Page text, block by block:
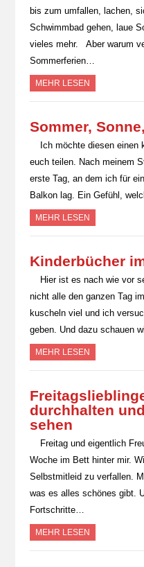
bis zum umfallen, lachen,
Schwimmbad gehen, laue
vieles mehr. Aber warum
Sommerferien…
MEHR LESEN
Sommer,
Ich möchte diesen einen
euch teilen. Nach meinem
erste Tag, an dem ich für
Balkon lag. Ein Gefühl,
MEHR LESEN
Kinderbücher
Hier ist es nach wie vor
nicht alle den ganzen Tag
kuscheln viel und ich
geben. Und dazu schauen
MEHR LESEN
durchhalten
sehen
Freitag und eigentlich
Woche im Bett hinter mir.
Selbstmitleid zu verfallen.
was es alles schönes gibt.
Fortschritte…
MEHR LESEN